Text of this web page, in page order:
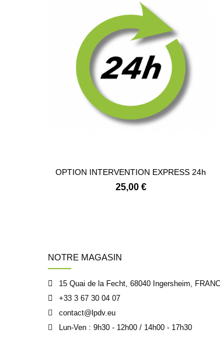
OPTION INTERVENTION EXPRESS 24h
25,00 €
NOTRE MAGASIN
15 Quai de la Fecht, 68040 Ingersheim,
+33 3 67 30 04 07
contact@lpdv.eu
Lun-Ven : 9h30 - 12h00 / 14h00 - 17h30